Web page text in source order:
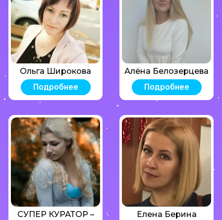
Ольга Широкова
Подробнее
Алёна Белозерцева
Подробнее
СУПЕР КУРАТОР –
Елена Берина